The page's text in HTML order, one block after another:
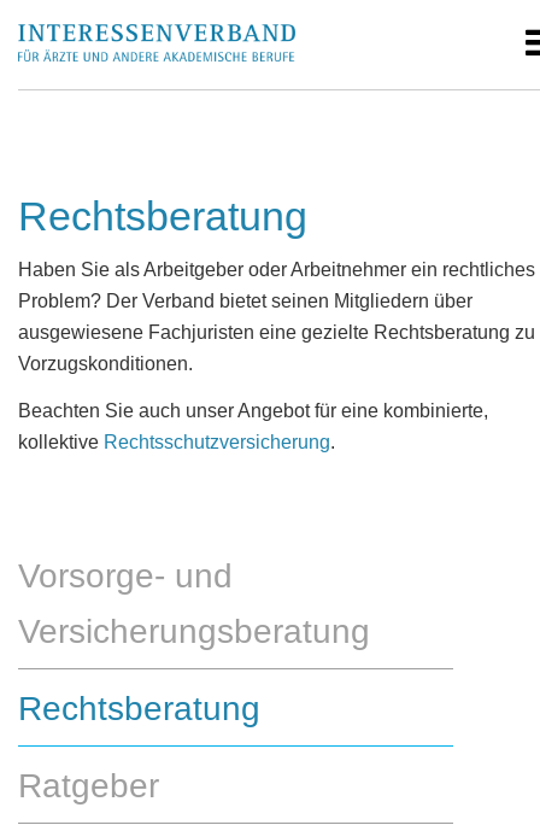
Rechtsberatung
Haben Sie als Arbeitgeber oder Arbeitnehmer ein rechtliches
Problem? Der Verband bietet seinen Mitgliedern über
ausgewiesene Fachjuristen eine gezielte Rechtsberatung zu
Vorzugskonditionen.
Beachten Sie auch unser Angebot für eine kombinierte,
kollektive Rechtsschutzversicherung.
Vorsorge- und
Versicherungsberatung
Rechtsberatung
Ratgeber